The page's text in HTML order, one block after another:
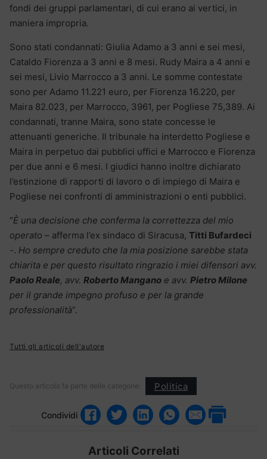
fondi dei gruppi parlamentari, di cui erano ai vertici, in
maniera impropria.
Sono stati condannati: Giulia Adamo a 3 anni e sei mesi,
Cataldo Fiorenza a 3 anni e 8 mesi. Rudy Maira a 4 anni e
sei mesi, Livio Marrocco a 3 anni. Le somme contestate
sono per Adamo 11.221 euro, per Fiorenza 16.220, per
Maira 82.023, per Marrocco, 3961, per Pogliese 75,389. Ai
condannati, tranne Maira, sono state concesse le
attenuanti generiche. Il tribunale ha interdetto Pogliese e
Maira in perpetuo dai pubblici uffici e Marrocco e Fiorenza
per due anni e 6 mesi. I giudici hanno inoltre dichiarato
l’estinzione di rapporti di lavoro o di impiego di Maira e
Pogliese nei confronti di amministrazioni o enti pubblici.
“È una decisione che conferma la correttezza del mio
operato – afferma l’ex sindaco di Siracusa, Titti Bufardeci
-. Ho sempre creduto che la mia posizione sarebbe stata
chiarita e per questo risultato ringrazio i miei difensori avv.
Paolo Reale, avv. Roberto Mangano e avv. Pietro Milone
per il grande impegno profuso e per la grande
professionalità“.
Tutti gli articoli dell'autore
Questo articolo fa parte delle categorie: Politica
Condividi
Articoli Correlati